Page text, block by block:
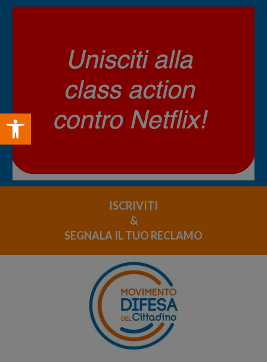
Open toolbar
ISCRIVITI
&
SEGNALA IL TUO RECLAMO